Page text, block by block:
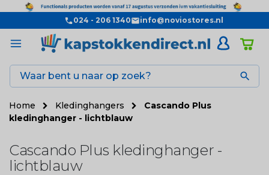
024 - 206 1340 info@noviostores.nl

Home Kledinghangers
Cascando Plus
kledinghanger - lichtblauw
Cascando Plus kledinghanger -
lichtblauw